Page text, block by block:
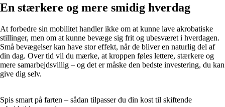
En stærkere og mere smidig hverdag
At forbedre sin mobilitet handler ikke om at kunne lave akrobatiske
stillinger, men om at kunne bevæge sig frit og ubesværet i hverdagen.
Små bevægelser kan have stor effekt, når de bliver en naturlig del af
din dag. Over tid vil du mærke, at kroppen føles lettere, stærkere og
mere samarbejdsvillig – og det er måske den bedste investering, du kan
give dig selv.
Spis smart på farten – sådan tilpasser du din kost til skiftende